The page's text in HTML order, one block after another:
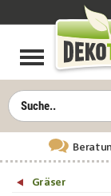
Gräser